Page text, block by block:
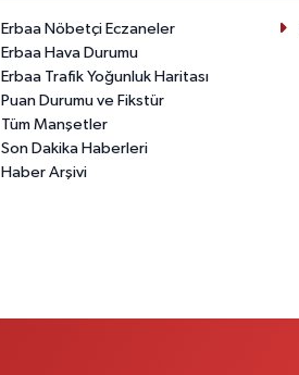
Erbaa Nöbetçi Eczaneler
Erbaa Hava Durumu
Erbaa Trafik Yoğunluk Haritası
Puan Durumu ve Fikstür
Tüm Manşetler
Son Dakika Haberleri
Haber Arşivi